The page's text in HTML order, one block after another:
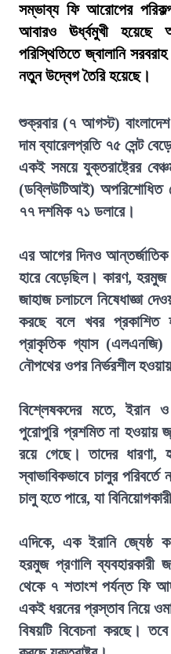
সম্ভাব্য ফি আরোপের
আবারও ঊর্ধ্বমুখী হয়েছে
পরিস্থিতিতে জ্বালানি
নতুন উদ্বেগ তৈরি হয়েছে।
শুক্রবার (৭ আগস্ট)
দাম ব্যারেলপ্রতি ৭৫ সেন্ট
একই সময়ে যুক্তরাষ্ট্রের
(ডব্লিউটিআই) অপরিশোধিত
৭৭ দশমিক ৭১ ডলারে।
এর আগের দিনও আন্তর্জাতিক
হারে বেড়েছিল। কারণ, হরমুজ
জাহাজ চলাচলে নিষেধাজ্ঞা
করছে বলে খবর
প্রাকৃতিক গ্যাস
নৌপথের ওপর নির্ভরশীল
বিশ্লেষকদের মতে, ইরান
পুরোপুরি প্রশমিত না হওয়ায়
রয়ে গেছে। তাদের ধারণা,
স্বাভাবিকভাবে চালুর
চালু হতে পারে, যা
এদিকে, এক ইরানি জ্যেষ্ঠ
হরমুজ প্রণালি ব্যবহারকারী
থেকে ৭ শতাংশ পর্যন্ত ফি
একই ধরনের প্রস্তাব নিয়ে
বিষয়টি বিবেচনা করছে।